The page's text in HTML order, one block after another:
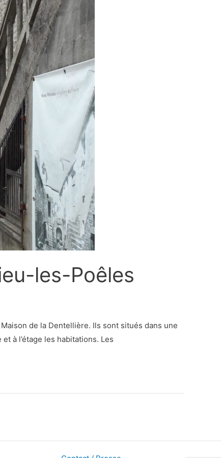
les-Poêles
de la Dentellière. Ils sont situés dans une
à l’étage les habitations. Les